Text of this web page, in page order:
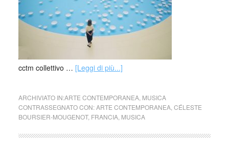
cctm collettivo … [Leggi di più...]
ARCHIVIATO IN:ARTE CONTEMPORANEA, MUSICA
CONTRASSEGNATO CON:ARTE CONTEMPORANEA, CÉLESTE
BOURSIER-MOUGENOT, FRANCIA, MUSICA